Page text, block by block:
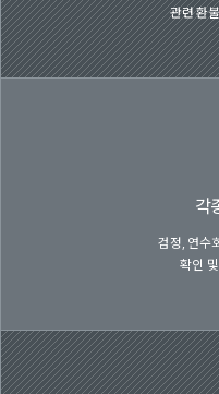
관련 환
각
검정, 연수
확인